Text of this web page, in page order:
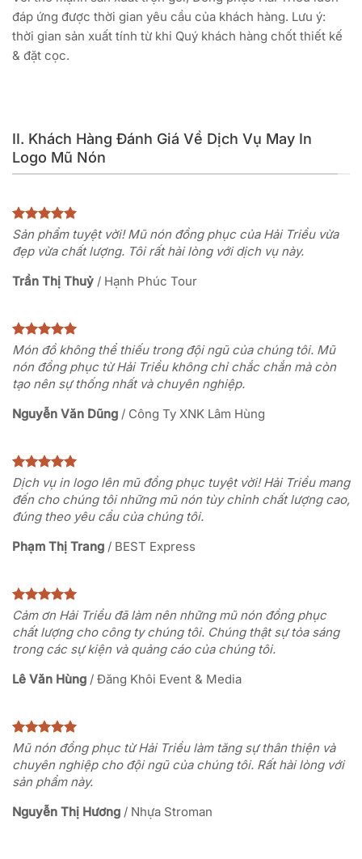
đáp ứng được thời gian yêu cầu của khách hàng. Lưu ý:
thời gian sản xuất tính từ khi Quý khách hàng chốt thiết kế
& đặt cọc.
II. Khách Hàng Đánh Giá Về Dịch Vụ May In
Logo Mũ Nón
Sản phẩm tuyệt vời! Mũ nón đồng phục của Hải Triều vừa
đẹp vừa chất lượng. Tôi rất hài lòng với dịch vụ này.
Trần Thị Thuỷ / Hạnh Phúc Tour
Món đồ không thể thiếu trong đội ngũ của chúng tôi. Mũ
nón đồng phục từ Hải Triều không chỉ chắc chắn mà còn
tạo nên sự thống nhất và chuyên nghiệp.
Nguyễn Văn Dũng / Công Ty XNK Lâm Hùng
Dịch vụ in logo lên mũ đồng phục tuyệt vời! Hải Triều mang
đến cho chúng tôi những mũ nón tùy chỉnh chất lượng cao,
đúng theo yêu cầu của chúng tôi.
Phạm Thị Trang / BEST Express
Cảm ơn Hải Triều đã làm nên những mũ nón đồng phục
chất lượng cho công ty chúng tôi. Chúng thật sự tỏa sáng
trong các sự kiện và quảng cáo của chúng tôi.
Lê Văn Hùng / Đăng Khôi Event & Media
Mũ nón đồng phục từ Hải Triều làm tăng sự thân thiện và
chuyên nghiệp cho đội ngũ của chúng tôi. Rất hài lòng với
sản phẩm này.
Nguyễn Thị Hương / Nhựa Stroman